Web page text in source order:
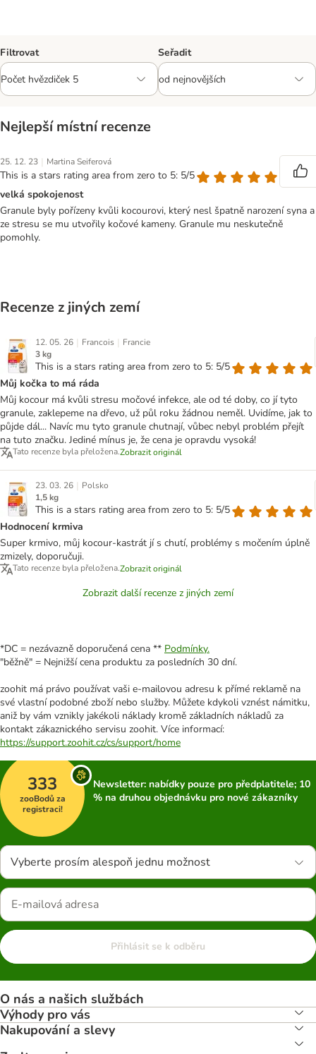
Filtrovat Seřadit
Nejlepší místní recenze
25. 12. 23 | Martina Seiferová
This is a stars rating area from zero to 5: 5/5
velká spokojenost
Granule byly pořízeny kvůli kocourovi, který nesl špatně narození syna a
ze stresu se mu utvořily kočové kameny. Granule mu neskutečně
pomohly.
Recenze z jiných zemí
12. 05. 26 | Francois | Francie
3 kg
This is a stars rating area from zero to 5: 5/5
Můj kočka to má ráda
Můj kocour má kvůli stresu močové infekce, ale od té doby, co jí tyto
granule, zaklepeme na dřevo, už půl roku žádnou neměl. Uvidíme, jak to
půjde dál... Navíc mu tyto granule chutnají, vůbec nebyl problém přejít
na tuto značku. Jediné mínus je, že cena je opravdu vysoká!
Tato recenze byla přeložena.Zobrazit originál
23. 03. 26 | Polsko
1,5 kg
This is a stars rating area from zero to 5: 5/5
Hodnocení krmiva
Super krmivo, můj kocour-kastrát jí s chutí, problémy s močením úplně
zmizely, doporučuji.
Tato recenze byla přeložena.Zobrazit originál
Zobrazit další recenze z jiných zemí
*DC = nezávazně doporučená cena ** Podmínky.
"běžně" = Nejnižší cena produktu za posledních 30 dní.
zoohit má právo používat vaši e-mailovou adresu k přímé reklamě na
své vlastní podobné zboží nebo služby. Můžete kdykoli vznést námitku,
aniž by vám vznikly jakékoli náklady kromě základních nákladů za
kontakt zákaznického servisu zoohit. Více informací:
https://support.zoohit.cz/cs/support/home
333
zooBodů za
registraci!
Newsletter: nabídky pouze pro předplatitele; 10
% na druhou objednávku pro nové zákazníky
Vyberte prosím alespoň jednu možnost
Přihlásit se k odběru
O nás a našich službách
Výhody pro vás
Nakupování a slevy